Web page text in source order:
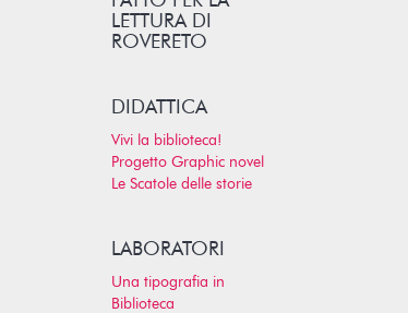
LETTURA DI
ROVERETO
DIDATTICA
Vivi la biblioteca!
Progetto Graphic novel
Le Scatole delle storie
LABORATORI
Una tipografia in
Biblioteca